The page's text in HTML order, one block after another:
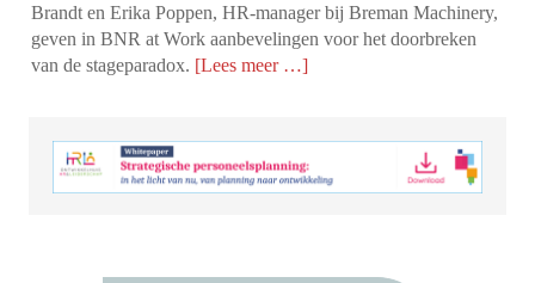
Brandt en Erika Poppen, HR-manager bij Breman Machinery,
geven in BNR at Work aanbevelingen voor het doorbreken
van de stageparadox. [Lees meer …]